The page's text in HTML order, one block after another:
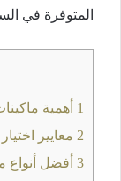
المتوفرة في
1 أهمية
2 معايير
3 أفضل أنواع